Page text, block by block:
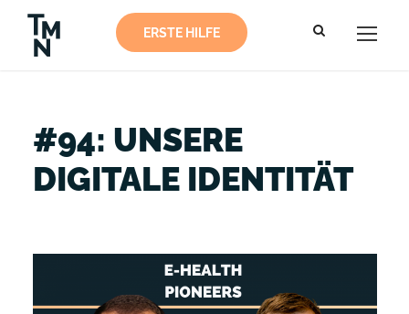
ERSTE HILFE
#94: UNSERE
DIGITALE IDENTITÄT